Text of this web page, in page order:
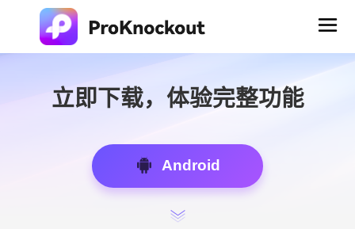
立即下载，体验完整功能
Android